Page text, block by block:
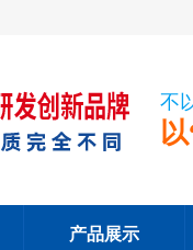
不
产品展示